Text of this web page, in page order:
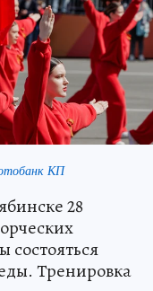
КП
28
Тренировка